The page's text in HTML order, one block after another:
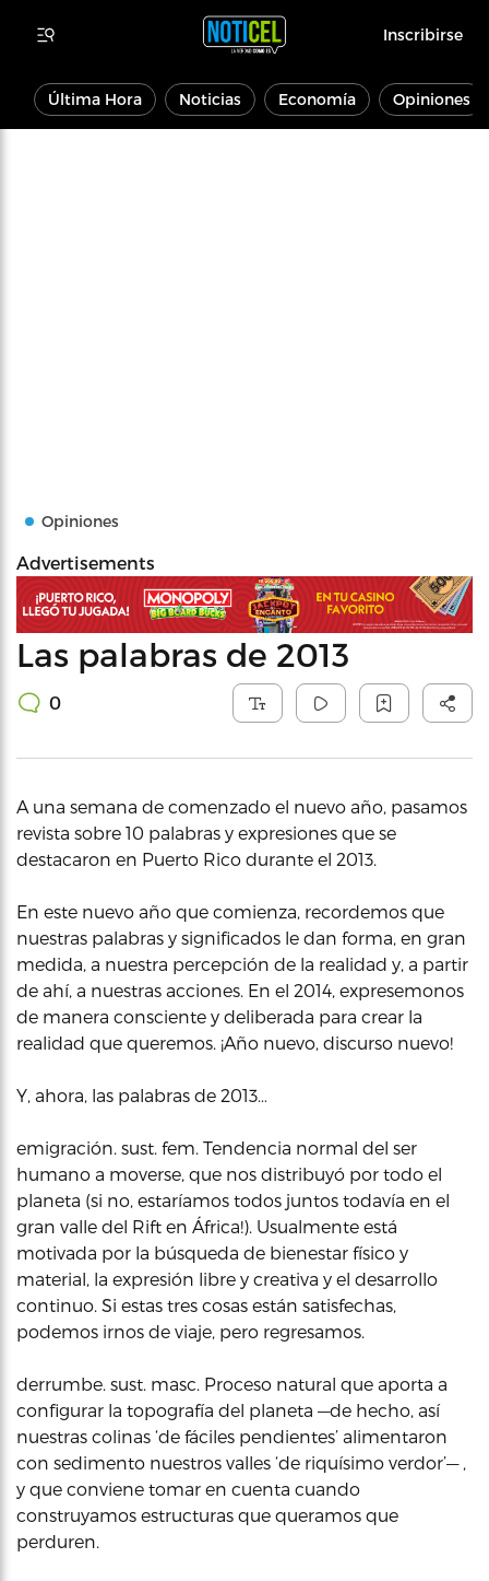
Inscribirse
Última Hora Noticias Economía Opiniones
Opiniones
Advertisements
Las palabras de 2013
0
A una semana de comenzado el nuevo año, pasamos
revista sobre 10 palabras y expresiones que se
destacaron en Puerto Rico durante el 2013.
En este nuevo año que comienza, recordemos que
nuestras palabras y significados le dan forma, en gran
medida, a nuestra percepción de la realidad y, a partir
de ahí, a nuestras acciones. En el 2014, expresemonos
de manera consciente y deliberada para crear la
realidad que queremos. ¡Año nuevo, discurso nuevo!
Y, ahora, las palabras de 2013…
emigración. sust. fem. Tendencia normal del ser
humano a moverse, que nos distribuyó por todo el
planeta (si no, estaríamos todos juntos todavía en el
gran valle del Rift en África!). Usualmente está
motivada por la búsqueda de bienestar físico y
material, la expresión libre y creativa y el desarrollo
continuo. Si estas tres cosas están satisfechas,
podemos irnos de viaje, pero regresamos.
derrumbe. sust. masc. Proceso natural que aporta a
configurar la topografía del planeta —de hecho, así
nuestras colinas ‘de fáciles pendientes’ alimentaron
con sedimento nuestros valles ‘de riquísimo verdor’— ,
y que conviene tomar en cuenta cuando
construyamos estructuras que queramos que
perduren.